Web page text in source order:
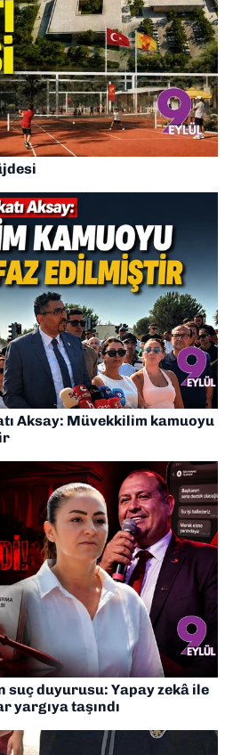
Aksay: Müvekkilim kamuoyu
suç duyurusu: Yapay zekâ ile
yargıya taşındı